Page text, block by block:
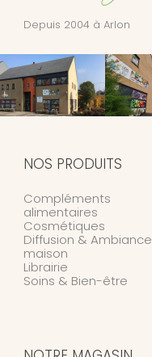
Depuis 2004 à Arlon
NOS PRODUITS
Compléments
alimentaires
Cosmétiques
Diffusion & Ambiance
maison
Librairie
Soins & Bien-être